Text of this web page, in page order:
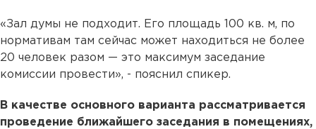
«Зал думы не подходит. Его площадь 100 кв. м, по
нормативам там сейчас может находиться не более
20 человек разом — это максимум заседание
комиссии провести», - пояснил спикер.
В качестве основного варианта рассматривается
проведение ближайшего заседания в помещениях,